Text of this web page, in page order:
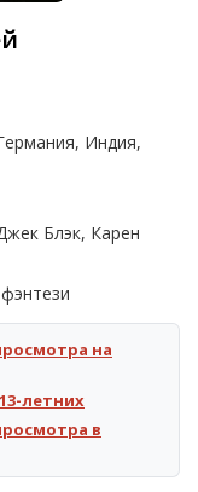
Индия,
Блэк, Карен
на
летних
в